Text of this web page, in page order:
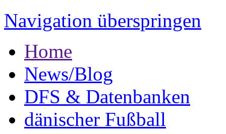
Navigation überspringen
Home
News/Blog
DFS & Datenbanken
dänischer Fußball